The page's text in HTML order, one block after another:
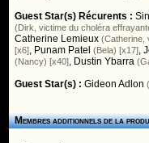
Guest Star(s) Récurents :
(Dirk, victime du choléra
Catherine Lemieux (Catherine,
[x6], Punam Patel (Bela) [x17],
(Nancy) [x40], Dustin Ybarra
Guest Star(s) :Gideon Adlon
Membres additionnels de la